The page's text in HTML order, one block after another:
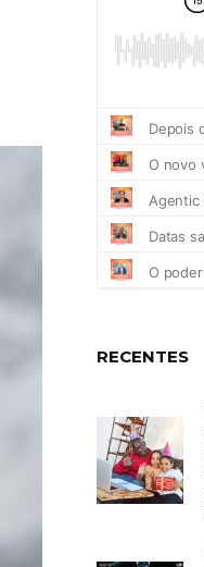
RECENTES